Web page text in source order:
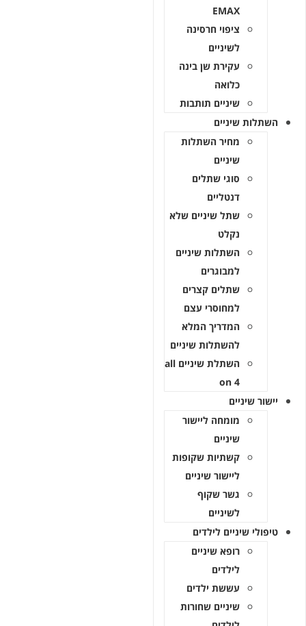
EMAX
ציפוי חרסינה
לשיניים
עקירת שן בינה
כלואה
שיניים תותבות
השתלות שיניים
מחיר השתלות
שיניים
סוגי שתלים
דנטליים
שתל שיניים שלא
נקלט
השתלות שיניים
למבוגרים
שתלים קצרים
למחוסרי עצם
המדריך המלא
להשתלות שיניים
השתלת שיניים all
on 4
יישור שיניים
מומחה ליישור
שיניים
קשתיות שקופות
ליישור שיניים
גשר שקוף
לשיניים
טיפולי שיניים לילדים
רופא שיניים
לילדים
עששת ילדים
שיניים שחורות